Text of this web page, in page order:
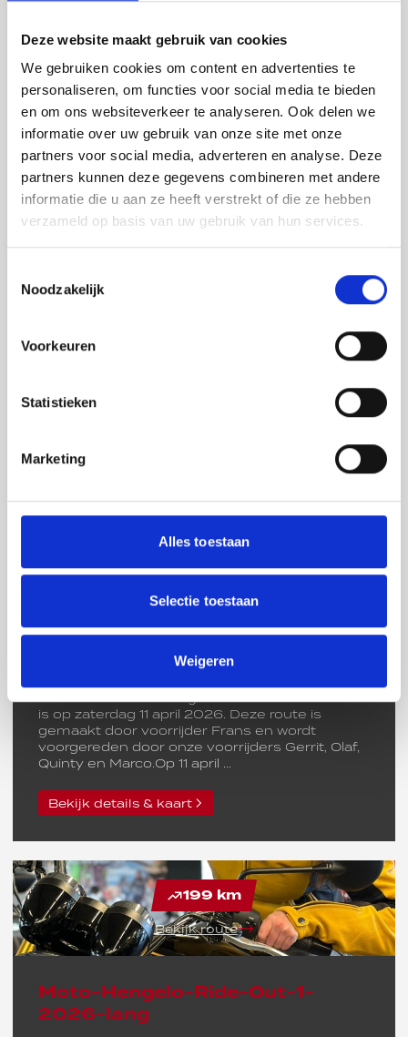
Deze website maakt gebruik van cookies
We gebruiken cookies om content en advertenties te
personaliseren, om functies voor social media te bieden
en om ons websiteverkeer te analyseren. Ook delen we
informatie over uw gebruik van onze site met onze
partners voor social media, adverteren en analyse. Deze
partners kunnen deze gegevens combineren met andere
informatie die u aan ze heeft verstrekt of die ze hebben
verzameld op basis van uw gebruik van hun services.
Noodzakelijk
Voorkeuren
Statistieken
Marketing
Alles toestaan
Selectie toestaan
Weigeren
Bekijk details & kaart
179 km
Bekijk route
Moto-Hengelo-Ride-Out-2-
2026-lang
Afstand:
gemaakt door voorrijder Frans en wordt
voorgereden door onze voorrijders Gerrit, Olaf,
160 km
Bekijk route
Moto-Hengelo-Ride-Out-2-
2026-kort
160 km
De tweede Moto Hengelo RIDE-OUT van 2026
is op zaterdag 11 april 2026. Deze route is
gemaakt door voorrijder Frans en wordt
voorgereden door onze voorrijders Gerrit, Olaf,
Quinty en Marco.Op 11 april ...
Bekijk details & kaart
199 km
Bekijk route
Moto-Hengelo-Ride-Out-1-
2026-lang